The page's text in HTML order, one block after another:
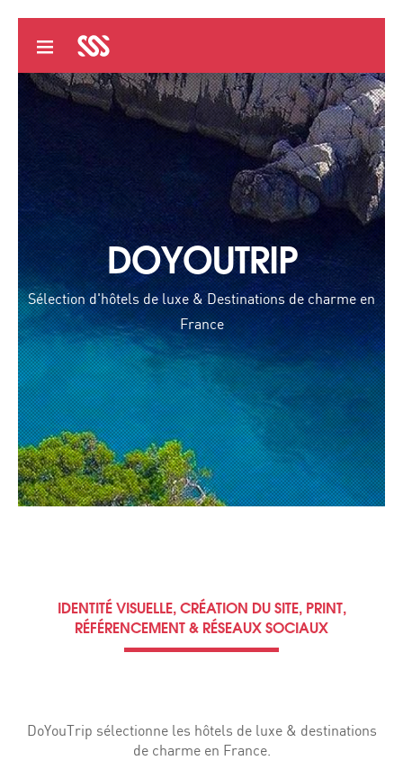
DOYOUTRIP
Sélection d'hôtels de luxe & Destinations de charme en
France
IDENTITÉ VISUELLE, CRÉATION DU SITE, PRINT,
RÉFÉRENCEMENT & RÉSEAUX SOCIAUX
DoYouTrip sélectionne les hôtels de luxe & destinations
de charme en France.